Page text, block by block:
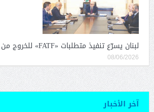
لبنان يسرّع تنفيذ متطلبات «FATF» للخروج من القائمة الرمادية
08/06/2026
آخر الأخبار